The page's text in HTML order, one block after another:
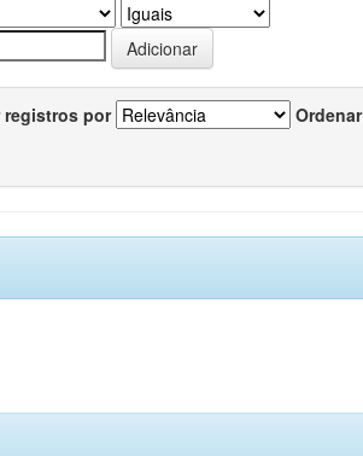
registros por Ordenar